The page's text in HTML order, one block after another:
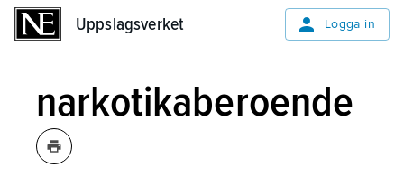
Uppslagsverket Logga in
narkotikaberoende